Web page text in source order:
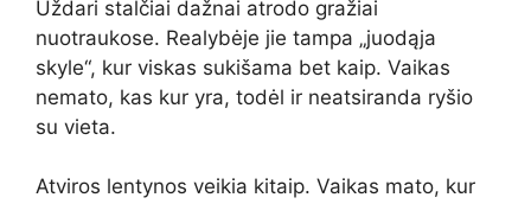
Uždari stalčiai dažnai atrodo gražiai
nuotraukose. Realybėje jie tampa „juodąja
skyle“, kur viskas sukišama bet kaip. Vaikas
nemato, kas kur yra, todėl ir neatsiranda ryšio
su vieta.
Atviros lentynos veikia kitaip. Vaikas mato, kur